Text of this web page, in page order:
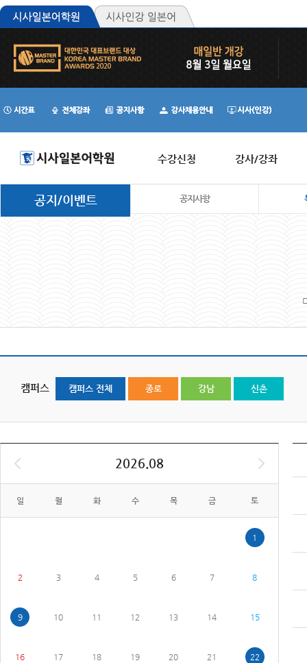
수강신청 강사/강좌
공지/이벤트 공지사항
캠퍼스 캠퍼스 전체 종로 강남 신촌
2026.08
일 월 화 수 목 금 토
1
2 3 4 5 6 7 8
9 10 11 12 13 14 15
16 17 18 19 20 21 22